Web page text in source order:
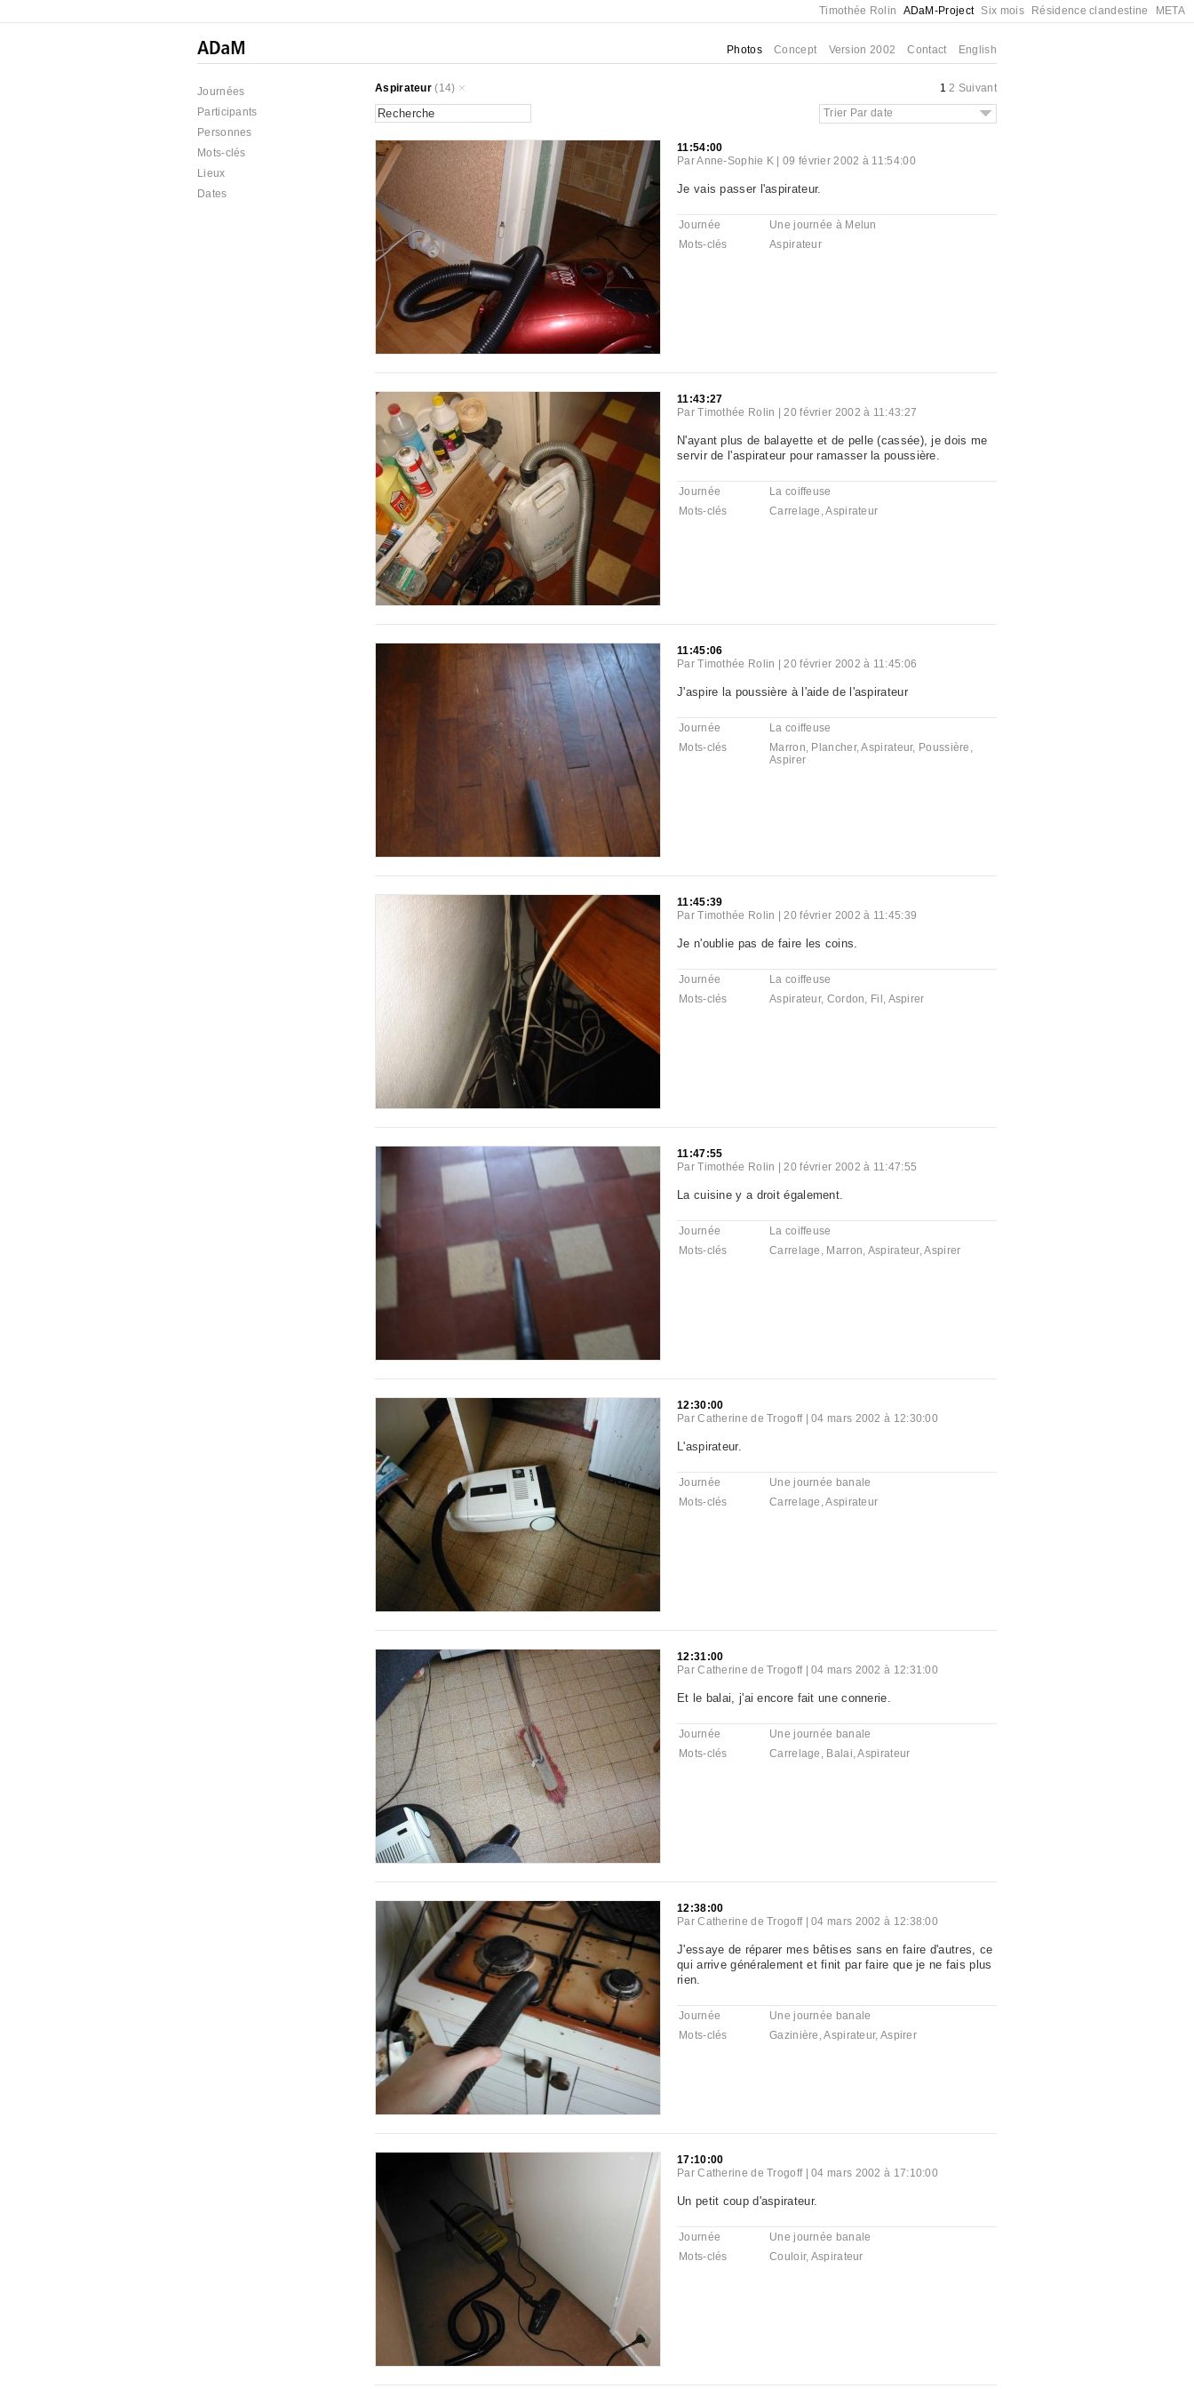
Timothée Rolin ADaM-Project Six mois Résidence clandestine META
Photos Concept Version 2002 Contact English
Journées
Participants
Personnes
Mots-clés
Lieux
Dates
Aspirateur (14) 1 2 Suivant
Trier Par date
11:54:00
ParAnne-Sophie K |09 février 2002 à 11:54:00
Je vais passer l'aspirateur.
Journée
Une journée à Melun
Mots-clés
Aspirateur
11:43:27
ParTimothée Rolin |20 février 2002 à 11:43:27
N'ayant plus de balayette et de pelle (cassée), je dois me
servir de l'aspirateur pour ramasser la poussière.
Journée
La coiffeuse
Mots-clés
Carrelage ,Aspirateur
11:45:06
ParTimothée Rolin |20 février 2002 à 11:45:06
J'aspire la poussière à l'aide de l'aspirateur
Journée
La coiffeuse
Mots-clés
Marron, Plancher,Aspirateur, Poussière ,
Aspirer
11:45:39
ParTimothée Rolin |20 février 2002 à 11:45:39
Je n'oublie pas de faire les coins.
Journée
La coiffeuse
Mots-clés
Aspirateur, Cordon, Fil , Aspirer
11:47:55
ParTimothée Rolin |20 février 2002 à 11:47:55
La cuisine y a droit également.
Journée
La coiffeuse
Mots-clés
Carrelage , Marron, Aspirateur,Aspirer
12:30:00
ParCatherine de Trogoff|04 mars 2002 à 12:30:00
L'aspirateur.
Journée
Une journée banale
Mots-clés
Carrelage ,Aspirateur
12:31:00
ParCatherine de Trogoff|04 mars 2002 à 12:31:00
Et le balai, j'ai encore fait une connerie.
Journée
Une journée banale
Mots-clés
Carrelage , Balai,Aspirateur
12:38:00
ParCatherine de Trogoff|04 mars 2002 à 12:38:00
J'essaye de réparer mes bêtises sans en faire d'autres, ce
qui arrive généralement et finit par faire que je ne fais plus
rien.
Journée
Une journée banale
Mots-clés
Gazinière ,Aspirateur, Aspirer
17:10:00
ParCatherine de Trogoff|04 mars 2002 à 17:10:00
Un petit coup d'aspirateur.
Journée
Une journée banale
Mots-clés
Couloir, Aspirateur